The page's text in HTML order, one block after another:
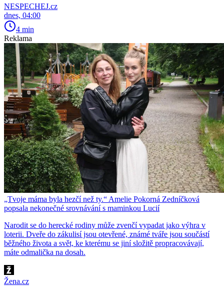
NESPECHEJ.cz
dnes, 04:00
4 min
Reklama
„Tvoje máma byla hezčí než ty.“ Amelie Pokorná Zedníčková
popsala nekonečné srovnávání s maminkou Lucií
Narodit se do herecké rodiny může zvenčí vypadat jako výhra v
loterii. Dveře do zákulisí jsou otevřené, známé tváře jsou součástí
běžného života a svět, ke kterému se jiní složitě propracovávají,
máte odmalička na dosah.
Žena.cz